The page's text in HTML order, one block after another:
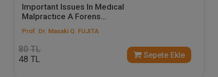
Important Issues In Medıcal
Malpractıce A Forens...
Prof. Dr. Masaki Q. FUJITA
80 TL
48 TL Sepete Ekle